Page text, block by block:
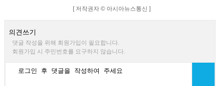
[ 저작권자 © 아시아뉴스통신 ]
의견쓰기
댓글 작성을 위해 회원가입이 필요합니다.
회원가입 시 주민번호를 요구하지 않습니다.